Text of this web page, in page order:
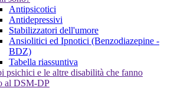
Antipsicotici
Antidepressivi
Stabilizzatori dell'umore
Ansiolitici ed Ipnotici (Benzodiazepine -
BDZ)
Tabella riassuntiva